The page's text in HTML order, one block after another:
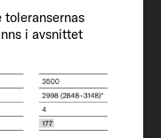
toleransernas
i avsnittet